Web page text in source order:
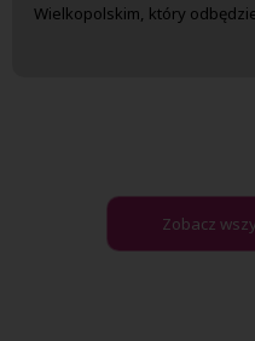
Wielkopolskim, który
Zobacz